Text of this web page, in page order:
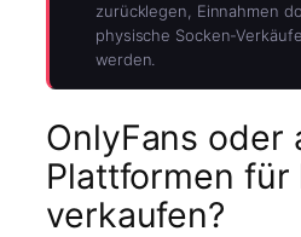
zurücklegen, Einnahmen
physische Socken-
werden.
OnlyFans oder
Plattformen für
verkaufen?